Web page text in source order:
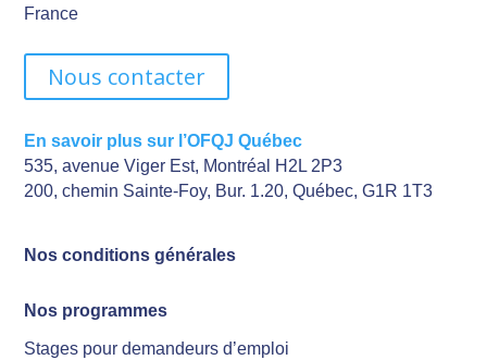
France
Nous contacter
En savoir plus sur l’OFQJ Québec
535, avenue Viger Est, Montréal H2L 2P3
200, chemin Sainte-Foy, Bur. 1.20, Québec, G1R 1T3
Nos conditions générales
Nos programmes
Stages pour demandeurs d’emploi